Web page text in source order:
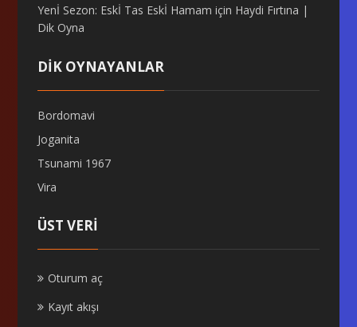
Yenİ Sezon: Eskİ Tas Eskİ Hamam için Haydi Fırtına |
Dik Oyna
DİK OYNAYANLAR
Bordomavi
Joganita
Tsunami 1967
Vira
ÜST VERI
Oturum aç
Kayıt akışı